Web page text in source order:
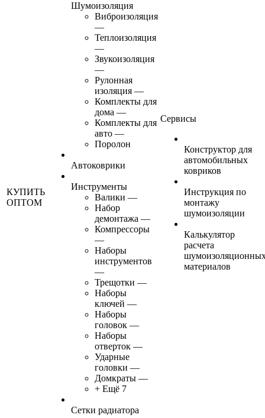
КУПИТЬ
ОПТОМ
Шумоизоляция
Виброизоляция
—
Теплоизоляция
—
Звукоизоляция
—
Рулонная
изоляция —
Комплекты для
дома —
Комплекты для
авто —
Поролон
Автоковрики
Инструменты
Валики —
Набор
демонтажа —
Компрессоры
—
Наборы
инструментов
—
Трещотки —
Наборы
ключей —
Наборы
головок —
Наборы
отверток —
Ударные
головки —
Домкраты —
+ Ещё 7
Сетки радиатора
Сервисы
Конструктор для
автомобильных
ковриков
Инструкция по
монтажу
шумоизоляции
Калькулятор
расчета
материалов